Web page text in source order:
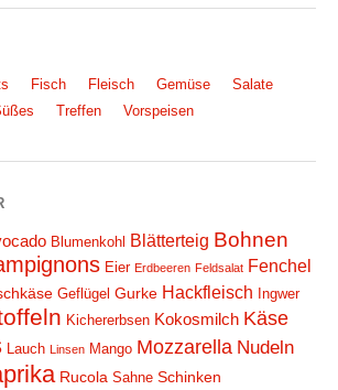
Fisch Fleisch Gemüse
Salate
Treffen Vorspeisen
Blumenkohl Blätterteig Bohnen
Eier Erdbeeren Feldsalat Fenchel
Geflügel Gurke Hackfleisch Ingwer
Kichererbsen Kokosmilch Käse
Lauch Linsen Mango Mozzarella Nudeln
Rucola Sahne Schinken